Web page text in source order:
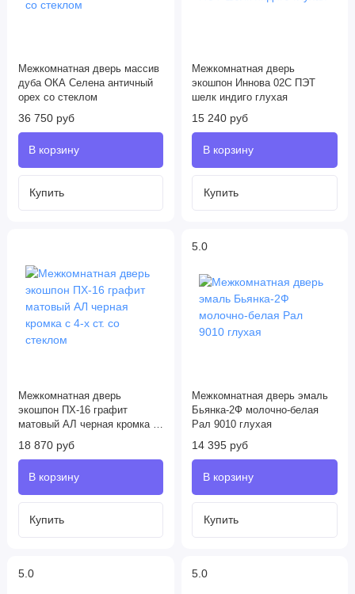
Межкомнатная дверь массив
дуба ОКА Селена античный
орех со стеклом
36 750 руб
Межкомнатная дверь
экошпон Иннова 02С ПЭТ
шелк индиго глухая
15 240 руб
Межкомнатная дверь
экошпон ПХ-16 графит
матовый АЛ черная кромка с
4-х ст. со стеклом
18 870 руб
5.0
Межкомнатная дверь эмаль
Бьянка-2Ф молочно-белая
Рал 9010 глухая
14 395 руб
5.0 5.0